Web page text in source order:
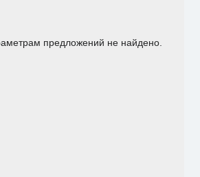
предложений не найдено.